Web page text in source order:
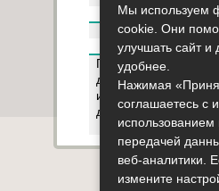
Пользуясь данным
даёте разрешение
и хранение своих
данных согласно
Карта сайта О
Мы используем
cookie. Они
улучшать сайт и
удобнее.
Нажимая
соглашаетесь с
использованием
передачей
веб-аналитики.
измените